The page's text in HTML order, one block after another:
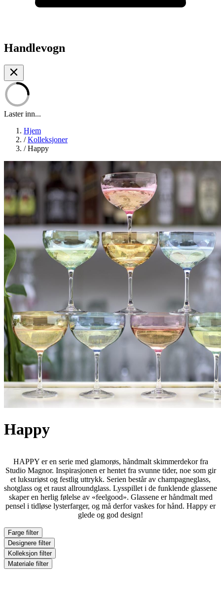
Handlevogn
Laster inn...
Hjem
/ Kolleksjoner
/ Happy
Happy
HAPPY er en serie med glamorøs, håndmalt skimmerdekor fra
Studio Magnor. Inspirasjonen er hentet fra svunne tider, noe som gir
et luksuriøst og festlig uttrykk. Serien består av champagneglass,
shotglass og et raust allroundglass. Lysspillet i de funklende glassene
skaper en herlig følelse av «feelgood». Glassene er håndmalt med
pensel i tidløse lysterfarger, og må derfor vaskes for hånd. Happy er
glede og god design!
Farge filter
Designere filter
Kolleksjon filter
Materiale filter